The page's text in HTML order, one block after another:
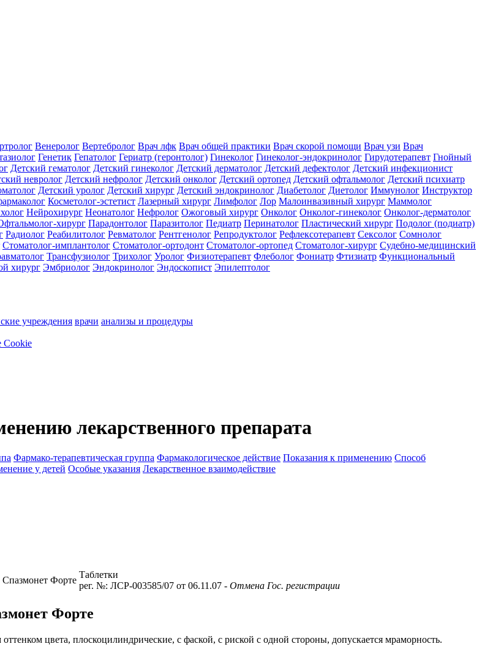
Венеролог Вертебролог Врач лфк Врач общей практики Врач скорой помощи Врач узи Врач
Генетик Гепатолог Гериатр (геронтолог) Гинеколог Гинеколог-эндокринолог Гирудотерапевт Гнойный
Детский гематолог Детский гинеколог Детский дерматолог Детский дефектолог Детский инфекционист
невролог Детский нефролог Детский онколог Детский ортопед Детский офтальмолог Детский психиатр
Детский уролог Детский хирург Детский эндокринолог Диабетолог Диетолог Иммунолог Инструктор
Косметолог-эстетист Лазерный хирург Лимфолог Лор Малоинвазивный хирург Маммолог
Нейрохирург Неонатолог Нефролог Ожоговый хирург Онколог Онколог-гинеколог Онколог-дерматолог
хирург Парадонтолог Паразитолог Педиатр Перинатолог Пластический хирург Подолог (подиатр)
Радиолог Реабилитолог Ревматолог Рентгенолог Репродуктолог Рефлексотерапевт Сексолог Сомнолог
Стоматолог-имплантолог Стоматолог-ортодонт Стоматолог-ортопед Стоматолог-хирург Судебно-медицинский
Трансфузиолог Трихолог Уролог Физиотерапевт Флеболог Фониатр Фтизиатр Функциональный
хирург Эмбриолог Эндокринолог Эндоскопист Эпилептолог
учреждения врачи анализы и процедуры
Cookie
лекарственного препарата
Фармако-терапевтическая группа Фармакологическое действие Показания к применению Способ
у детей Особые указания Лекарственное взаимодействие
Спазмонет Форте
Таблетки
рег. №: ЛСР-003585/07 от 06.11.07 - Отмена Гос. регистрации
Форте
цвета, плоскоцилиндрические, с фаской, с риской с одной стороны, допускается мраморность.